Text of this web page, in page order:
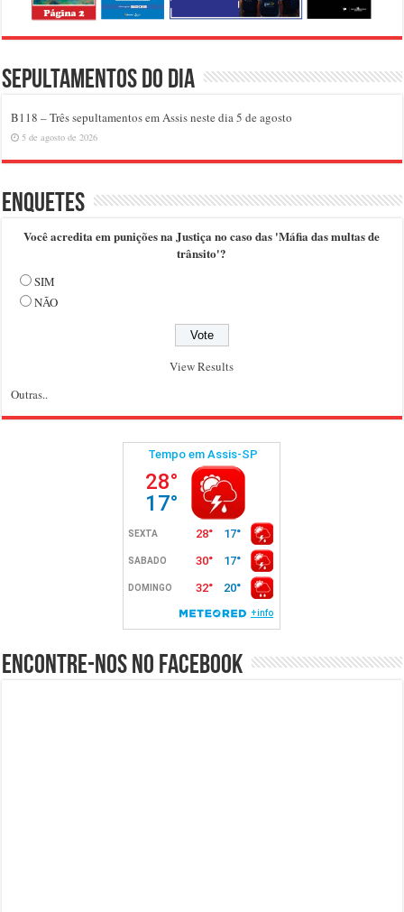
Sepultamentos do dia
B118 – Três sepultamentos em Assis neste dia 5 de agosto
5 de agosto de 2026
Enquetes
Você acredita em punições na Justiça no caso das 'Máfia das multas de
trânsito'?
SIM
NÃO
View Results
Outras..
Encontre-nos no Facebook